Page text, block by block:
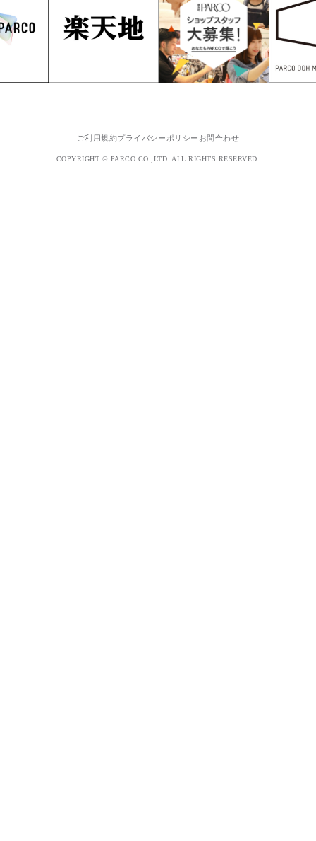
ご利用規約プライバシーポリシー お問合わせ
COPYRIGHT © PARCO.CO.,LTD. ALL RIGHTS RESERVED.